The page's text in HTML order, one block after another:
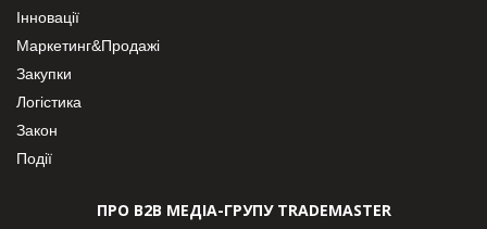
Інновації
Маркетинг&Продажі
Закупки
Логістика
Закон
Події
ПРО В2В МЕДІА-ГРУПУ TRADEMASTER